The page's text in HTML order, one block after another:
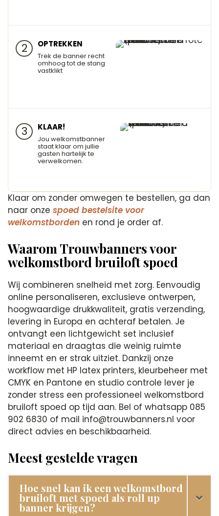
2 OPTREKKEN
Trek de banner recht
omhoog tot de stang
vastklikt
3 KLAAR!
Jou welkomstbanner
staat klaar om jullie
gasten hartelijk te
verwelkomen.
Klaar om zonder omwegen te bestellen, ga dan
naar onzespoed bestelsite voor
welkomstborden en rond je order af.
Waarom Trouwbanners voor
welkomstbord bruiloft spoed
Wij combineren snelheid met zorg. Eenvoudig
online personaliseren, exclusieve ontwerpen,
hoogwaardige drukkwaliteit, gratis verzending,
levering in Europa en achteraf betalen. Je
ontvangt een lichtgewicht set inclusief
materiaal en draagtas die weinig ruimte
inneemt en er strak uitziet. Dankzij onze
workflow met HP latex printers, kleurbeheer met
CMYK en Pantone en studio controle lever je
zonder stress een professioneel welkomstbord
bruiloft spoed op tijd aan. Bel of whatsapp 085
902 6830 of mail info@trouwbanners.nl voor
direct advies en beschikbaarheid.
Meest gestelde vragen
Hoe snel kan ik een welkomstbord
bruiloft met spoed als roll up
banner krijgen?